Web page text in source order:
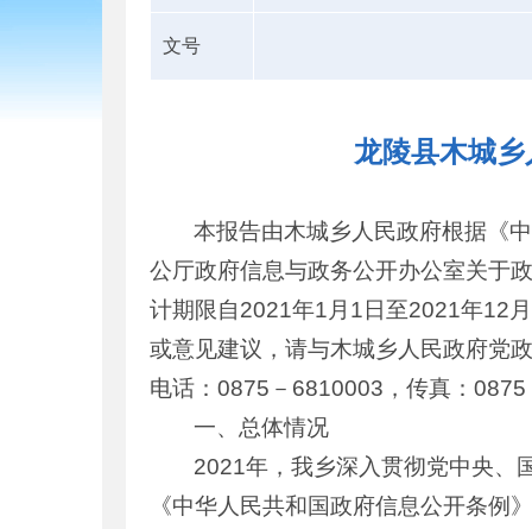
文号
龙陵县木城
本报告由木城乡人民政府根据《
公厅政府信息与政务公开办公室关于
计期限自2021年1月1日至2021年12
或意见建议，请与木城乡人民政府党
电话：0875－6810003，传真：
一、总体情况
2021年，我乡深入贯彻党中央、
《中华人民共和国政府信息公开条例